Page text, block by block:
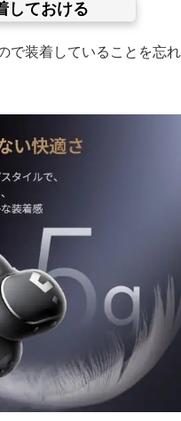
しておける
で装着していることを忘れ